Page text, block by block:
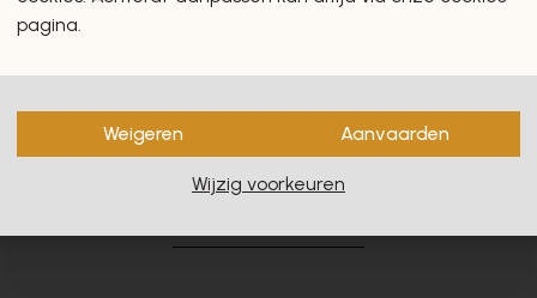
zullen u zeker en vast
pagina.
Weigeren Aanvaarden
Wijzig voorkeuren